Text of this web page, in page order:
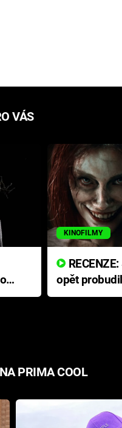
VÁS
KINOFILMY
opět
přichází s
PRIMA COOL